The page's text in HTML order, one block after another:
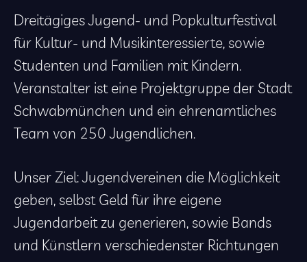
Dreitägiges Jugend- und Popkulturfestival
für Kultur- und Musikinteressierte, sowie
Studenten und Familien mit Kindern.
Veranstalter ist eine Projektgruppe der Stadt
Schwabmünchen und ein ehrenamtliches
Team von 250 Jugendlichen.
Unser Ziel: Jugendvereinen die Möglichkeit
geben, selbst Geld für ihre eigene
Jugendarbeit zu generieren, sowie Bands
und Künstlern verschiedenster Richtungen